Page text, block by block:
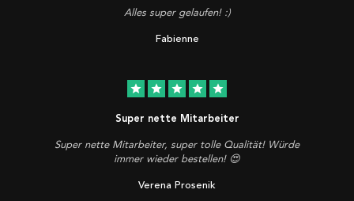
Alles super gelaufen! :)
Fabienne
star star star star star
Super nette Mitarbeiter
Super nette Mitarbeiter, super tolle Qualität! Würde
immer wieder bestellen! 😍
Verena Prosenik